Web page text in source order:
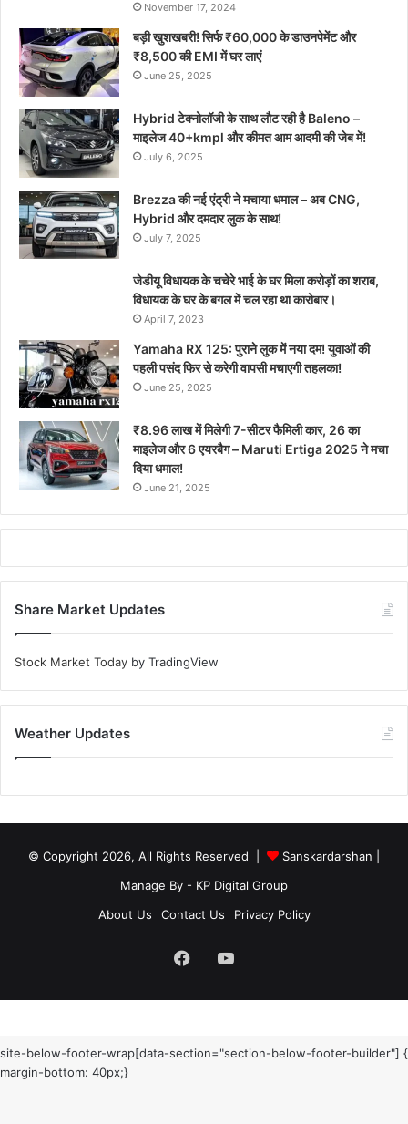
November 17, 2024
बड़ी खुशखबरी! सिर्फ ₹60,000 के डाउनपेमेंट और
₹8,500 की EMI में घर लाएं
June 25, 2025
Hybrid टेक्नोलॉजी के साथ लौट रही है Baleno –
माइलेज 40+kmpl और कीमत आम आदमी की जेब में!
July 6, 2025
Brezza की नई एंट्री ने मचाया धमाल – अब CNG,
Hybrid और दमदार लुक के साथ!
July 7, 2025
जेडीयू विधायक के चचेरे भाई के घर मिला करोड़ों का शराब,
विधायक के घर के बगल में चल रहा था कारोबार।
April 7, 2023
Yamaha RX 125: पुराने लुक में नया दम! युवाओं की
पहली पसंद फिर से करेगी वापसी मचाएगी तहलका!
June 25, 2025
₹8.96 लाख में मिलेगी 7-सीटर फैमिली कार, 26 का
माइलेज और 6 एयरबैग – Maruti Ertiga 2025 ने मचा
दिया धमाल!
June 21, 2025
Share Market Updates
Stock Market Today by TradingView
Weather Updates
© Copyright 2026, All Rights Reserved | Sanskardarshan
Manage By - KP Digital Group
About Us
Contact Us Privacy Policy
FacebookYouTube
site-below-footer-wrap[data-section="section-below-footer-builder"] {
margin-bottom: 40px;}